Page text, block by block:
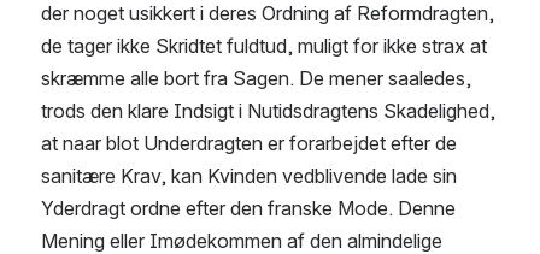
der noget usikkert i deres Ordning af Reformdragten,
de tager ikke Skridtet fuldtud, muligt for ikke strax at
skræmme alle bort fra Sagen. De mener saaledes,
trods den klare Indsigt i Nutidsdragtens Skadelighed,
at naar blot Underdragten er forarbejdet efter de
sanitære Krav, kan Kvinden vedblivende lade sin
Yderdragt ordne efter den franske Mode. Denne
Mening eller Imødekommen af den almindelige